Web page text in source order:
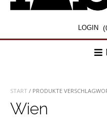
LOGIN
START / PRODUKTE
Wien